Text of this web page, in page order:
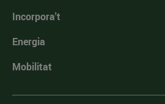
Incorpora't
Energia
Mobilitat